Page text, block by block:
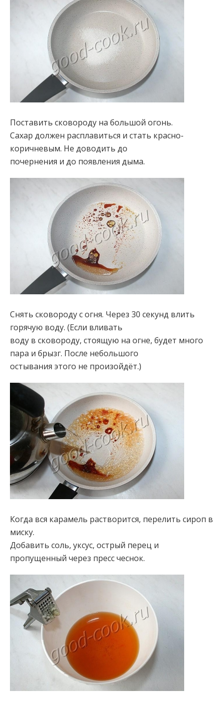
Поставить сковороду на большой огонь.
Сахар должен расплавиться и стать красно-
коричневым. Не доводить до
почернения и до появления дыма.
Снять сковороду с огня. Через 30 секунд влить
горячую воду. (Если вливать
воду в сковороду, стоящую на огне, будет много
пара и брызг. После небольшого
остывания этого не произойдёт.)
Когда вся карамель растворится, перелить сироп в
миску.
Добавить соль, уксус, острый перец и
пропущенный через пресс чеснок.